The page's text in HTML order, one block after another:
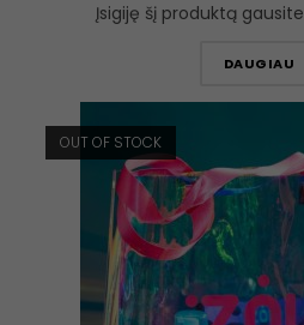
Įsigiję šį produktą
DAUGIAU
OUT OF STOCK